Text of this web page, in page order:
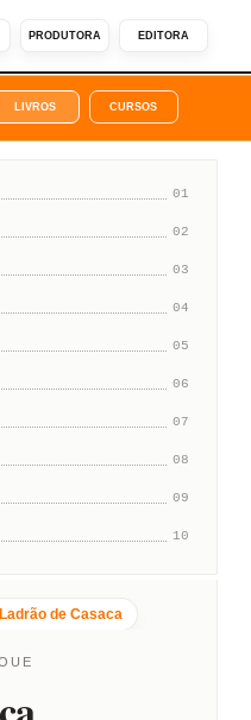
PRODUTORA EDITORA
LIVROS CURSOS
01
02
03
04
05
06
07
08
09
10
Ladrão de Casaca